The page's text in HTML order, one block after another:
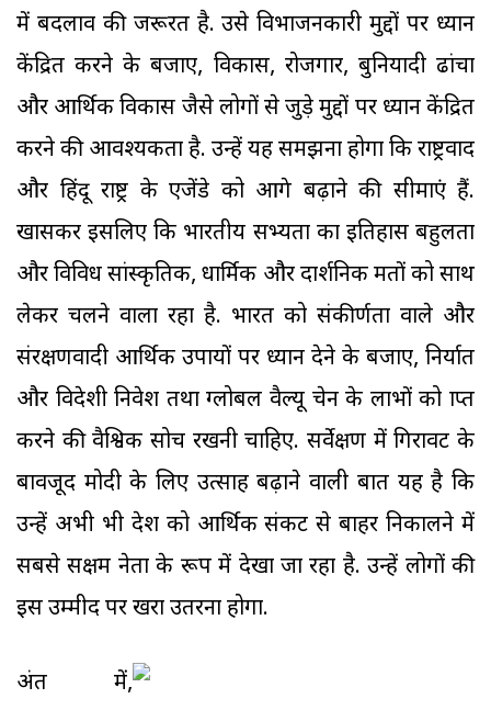
में बदलाव की जरूरत है. उसे विभाजनकारी मुद्दों पर ध्यान
केंद्रित करने के बजाए, विकास, रोजगार, बुनियादी ढांचा
और आर्थिक विकास जैसे लोगों से जुड़े मुद्दों पर ध्यान केंद्रित
करने की आवश्यकता है. उन्हें यह समझना होगा कि राष्ट्रवाद
और हिंदू राष्ट्र के एजेंडे को आगे बढ़ाने की सीमाएं हैं.
खासकर इसलिए कि भारतीय सभ्यता का इतिहास बहुलता
और विविध सांस्कृतिक, धार्मिक और दार्शनिक मतों को साथ
लेकर चलने वाला रहा है. भारत को संकीर्णता वाले और
संरक्षणवादी आर्थिक उपायों पर ध्यान देने के बजाए, निर्यात
और विदेशी निवेश तथा ग्लोबल वैल्यू चेन के लाभों को प्राप्त
करने की वैश्विक सोच रखनी चाहिए. सर्वेक्षण में गिरावट के
बावजूद मोदी के लिए उत्साह बढ़ाने वाली बात यह है कि
उन्हें अभी भी देश को आर्थिक संकट से बाहर निकालने में
सबसे सक्षम नेता के रूप में देखा जा रहा है. उन्हें लोगों की
इस उम्मीद पर खरा उतरना होगा.
अंत में,